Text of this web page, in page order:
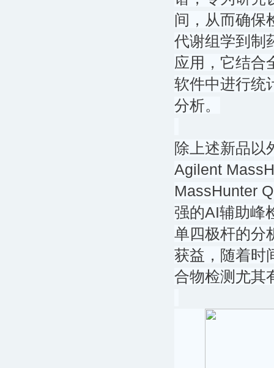
间，从而确保
代谢组学到制
应用，它结合
软件中进行统
分析。
除上述新品以
Agilent
MassHunter
强的AI辅助峰
单四极杆的分
获益，随着时
合物检测尤其